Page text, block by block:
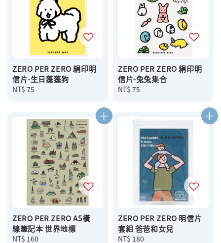
ZERO PER ZERO 絹印明
信片-生日蓬蓬狗
Regular
NT$ 75
ZERO PER ZERO 絹印明
信片-兔兔集合
Regular
NT$ 75
ZERO PER ZERO A5橫
線筆記本 世界地標
Regular
NT$ 160
ZERO PER ZERO 明信片
套組 爸爸和女兒
Regular
NT$ 180